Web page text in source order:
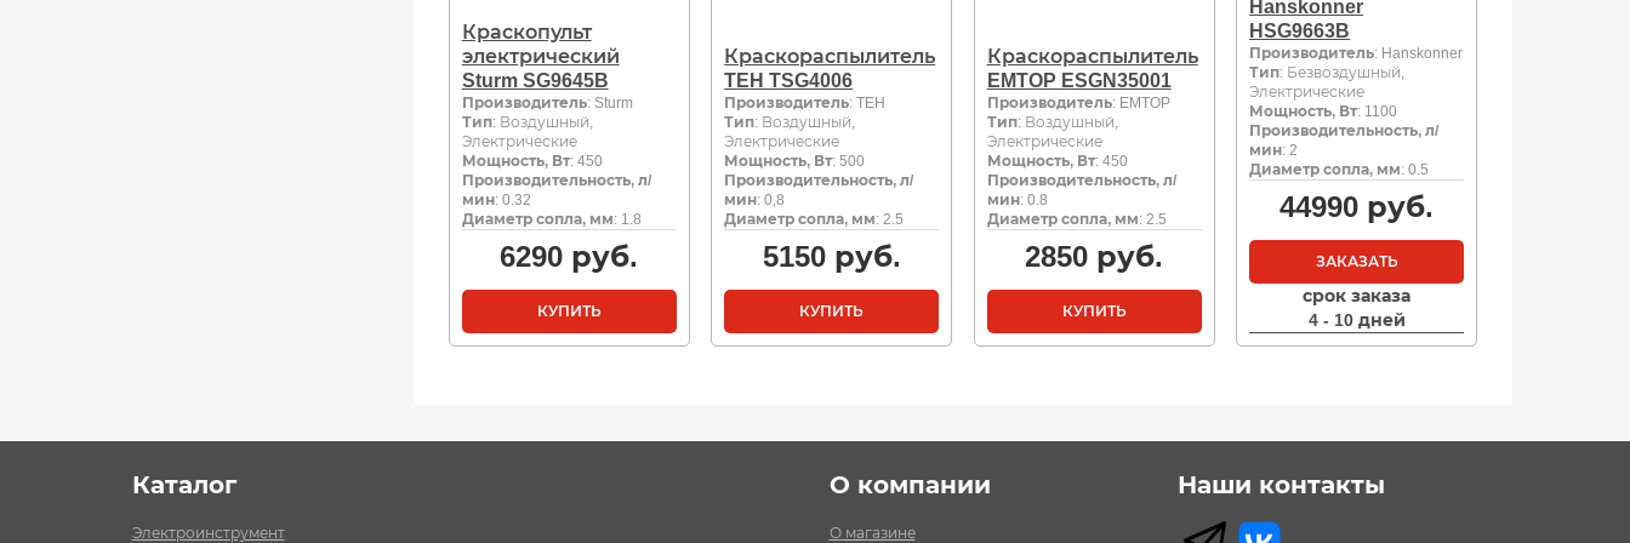
Краскопульт
электрический
Sturm SG9645B
Производитель: Sturm
Тип: Воздушный,
Электрические
Мощность, Вт: 450
Производительность, л/
мин: 0.32
Диаметр сопла, мм: 1.8
6290 руб.
КУПИТЬ
Краскораспылитель
TEH TSG4006
Производитель: TEH
Тип: Воздушный,
Электрические
Мощность, Вт: 500
Производительность, л/
мин: 0,8
Диаметр сопла, мм: 2.5
5150руб.
КУПИТЬ
Краскораспылитель
EMTOP ESGN35001
Производитель: EMTOP
Тип: Воздушный,
Электрические
Мощность, Вт: 450
Производительность, л/
мин: 0.8
Диаметр сопла, мм: 2.5
2850 руб.
КУПИТЬ
Hanskonner
HSG9663B
Производитель: Hanskonner
Тип: Безвоздушный,
Электрические
Мощность, Вт: 1100
Производительность, л/
мин: 2
Диаметр сопла, мм: 0.5
44990 руб.
ЗАКАЗАТЬ
срок заказа
4 - 10 дней
Каталог
Электроинструмент
О компании
О магазине
Наши контакты